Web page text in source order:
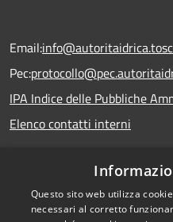
Email:
Pec:
IPA Indice delle Pubbliche
Elenco contatti interni
Dichiarazione accessibilità
Questo sito web utilizza
necessari al corretto